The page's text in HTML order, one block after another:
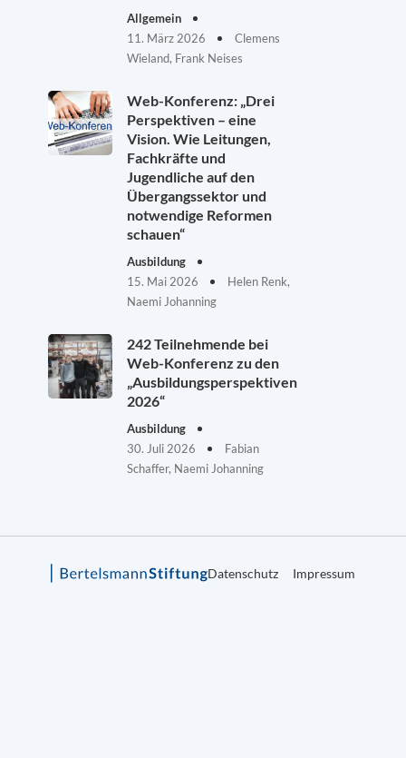
Allgemein
11. März 2026
Clemens
Wieland, Frank Neises
Web-Konferenz: „Drei
Perspektiven – eine
Vision. Wie Leitungen,
Fachkräfte und
Jugendliche auf den
Übergangssektor und
notwendige Reformen
schauen“
Ausbildung
15. Mai 2026
Helen Renk,
Naemi Johanning
242 Teilnehmende bei
Web-Konferenz zu den
„Ausbildungsperspektiven
2026“
Ausbildung
30. Juli 2026
Fabian
Schaffer, Naemi Johanning
Datenschutz Impressum